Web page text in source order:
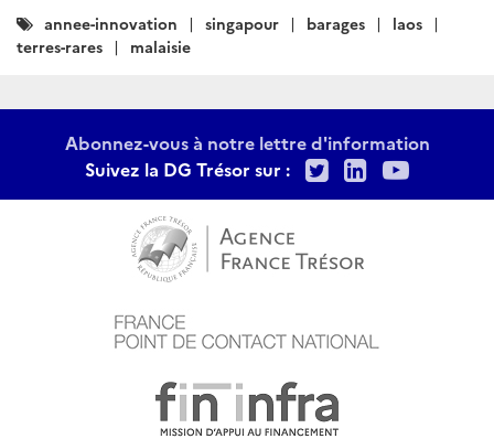
Catégories
:
annee-innovation singapour barages
laos
terres-rares
malaisie
Abonnez-vous à notre lettre d'information
Suivez la DG Trésor sur :
TwitterLinkedIn